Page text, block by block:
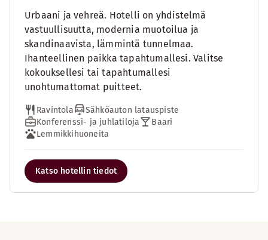
Urbaani ja vehreä. Hotelli on yhdistelmä
vastuullisuutta, modernia muotoilua ja
skandinaavista, lämmintä tunnelmaa.
Ihanteellinen paikka tapahtumallesi. Valitse
kokouksellesi tai tapahtumallesi
unohtumattomat puitteet.
Ravintola
Sähköauton latauspiste
Konferenssi- ja juhlatiloja
Baari
Lemmikkihuoneita
Katso hotellin tiedot